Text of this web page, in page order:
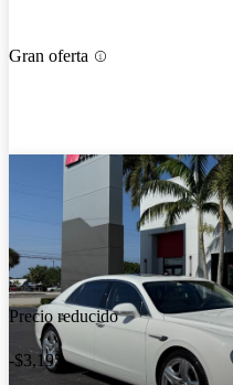
Gran oferta
Precio reducido
-$3,195